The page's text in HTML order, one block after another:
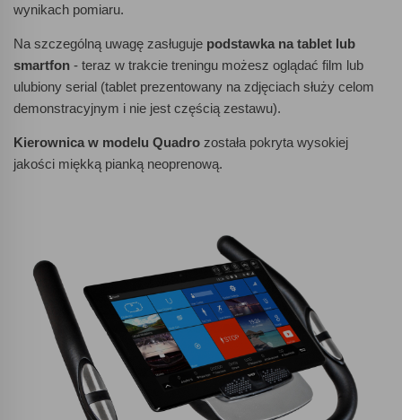
wynikach pomiaru.
Na szczególną uwagę zasługuje podstawka na tablet lub
smartfon - teraz w trakcie treningu możesz oglądać film lub
ulubiony serial (tablet prezentowany na zdjęciach służy celom
demonstracyjnym i nie jest częścią zestawu).
Kierownica w modelu Quadro została pokryta wysokiej
jakości miękką pianką neoprenową.